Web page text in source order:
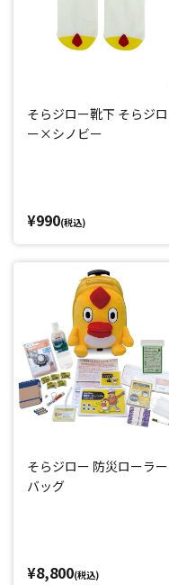
そらジロー靴下 そらジロ
ー×シノビー
¥990(税込)
そらジロー 防災ローラー
バッグ
¥8,800(税込)